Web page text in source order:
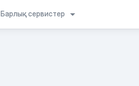
Барлық сервистер